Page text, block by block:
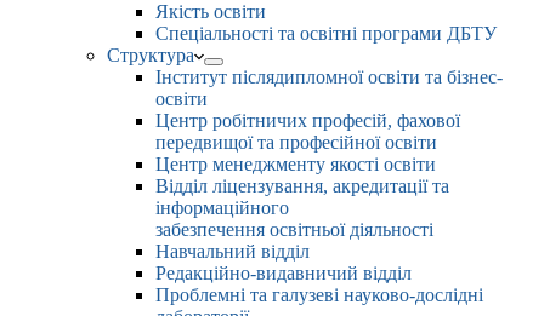
Якість освіти
Спеціальності та освітні програми ДБТУ
Структура
Інститут післядипломної освіти та бізнес-
освіти
Центр робітничих професій, фахової
передвищої та професійної освіти
Центр менеджменту якості освіти
Відділ ліцензування, акредитації та
інформаційного
забезпечення освітньої діяльності
Навчальний відділ
Редакційно-видавничий відділ
Проблемні та галузеві науково-дослідні